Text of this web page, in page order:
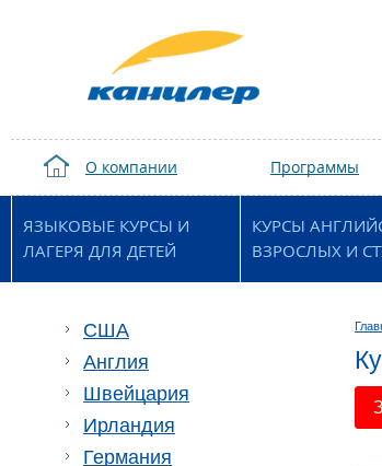
О компании Программы
ЯЗЫКОВЫЕ КУРСЫ И
ЛАГЕРЯ ДЛЯ ДЕТЕЙ
КУРСЫ
ВЗРОСЛЫХ И
Англия
Швейцария
США
Ирландия
Германия